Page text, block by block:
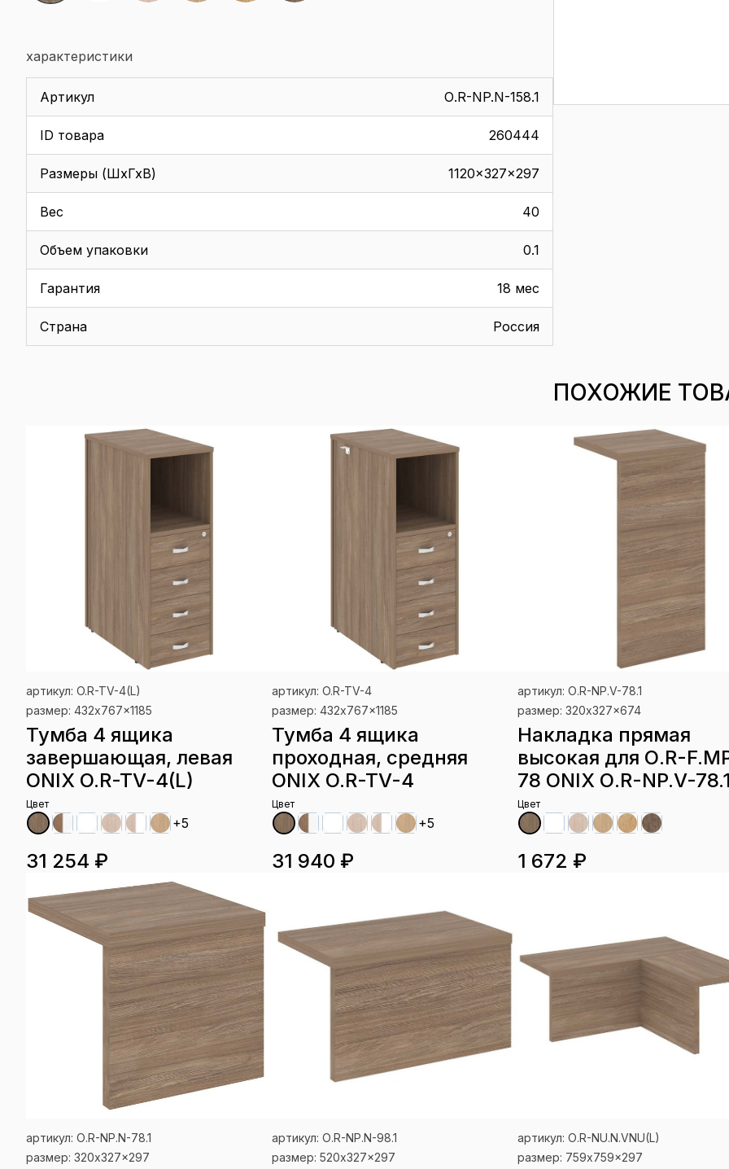
характеристики
Артикул О.R-NP.N-158.1
ID товара 260444
Размеры (ШхГхВ) 1120x327x297
Вес 40
Объем упаковки 0.1
Гарантия 18 мес
Страна Россия
ПОХОЖИЕ
артикул: O.R-TV-4(L)
размер: 432x767x1185
Тумба 4 ящика
завершающая, левая
ONIX O.R-TV-4(L)
Цвет
+5
31 254 ₽
артикул: O.R-TV-4
размер: 432x767x1185
Тумба 4 ящика
проходная, средняя
ONIX O.R-TV-4
Цвет
+5
31 940 ₽
артикул: О.R-NP.V-78.1
размер: 320x327x674
Накладка прямая
высокая для О.R-
78 ONIX О.R-NP.V-
Цвет
1 672 ₽
артикул: О.R-NP.N-78.1
размер: 320x327x297
артикул: О.R-NP.N-98.1
размер: 520x327x297
артикул: О.R-NU.N.VNU(L)
размер: 759x759x297